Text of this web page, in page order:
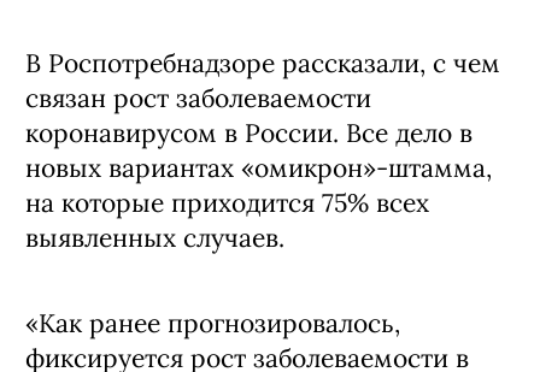
В Роспотребнадзоре рассказали, с чем
связан рост заболеваемости
коронавирусом в России. Все дело в
новых вариантах «омикрон»-штамма,
на которые приходится 75% всех
выявленных случаев.
«Как ранее прогнозировалось,
фиксируется рост заболеваемости в